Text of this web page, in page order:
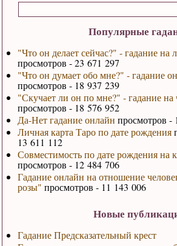
Популярные
"Что он делает сейчас?" - гадание на
просмотров - 23 671 297
"Что он думает обо мне?" - гадание
просмотров - 18 937 239
"Скучает ли он по мне?" - гадание
просмотров - 18 576 952
Да-Нет гадание онлайн просмотров -
Личная карта Таро по дате рождения
13 611 112
Совместимость по дате рождения на
просмотров - 12 484 706
Гадание онлайн на отношение
розы" просмотров - 11 143 006
Новые
Гадание Предсказательный крест